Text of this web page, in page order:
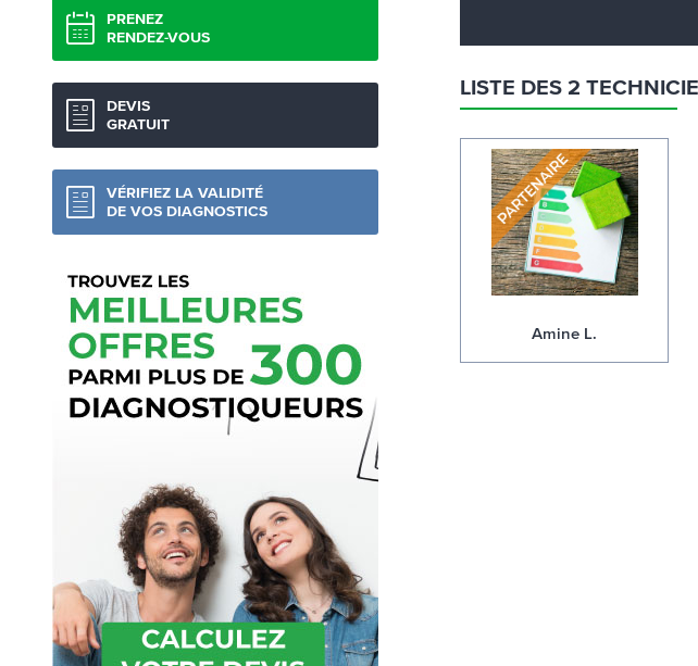
PRENEZ
RENDEZ-VOUS
DEVIS
GRATUIT
VÉRIFIEZ LA VALIDITÉ
DE VOS DIAGNOSTICS
LISTE DES 2
Amine L.